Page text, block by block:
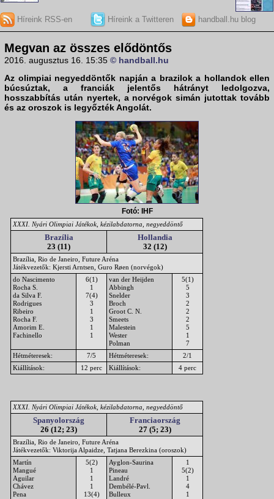
Híreink RSS-en Híreink a Twitteren handball.hu blog
Megvan az összes elődöntős
2016. augusztus 16. 15:35 © handball.hu
Az olimpiai negyeddöntők napján a brazilok a hollandok ellen
búcsúztak, a franciák jelentős hátrányt ledolgozva,
hosszabbítás után nyertek, a norvégok simán jutottak tovább
és az oroszok is legyőzték Angolát.
Fotó: IHF
XXXI. Nyári Olimpiai Játékok, kézilabdatorna, negyeddöntő
Brazília
23 (11)
Hollandia
32 (12)
Brazília, Rio de Janeiro, Future Aréna
Játékvezetők: Kjersti Arntsen, Guro Røen (norvégok)
do Nascimento
Rocha S.
da Silva F.
Rodrigues
Ribeiro
Rocha F.
Amorim E.
Fachinello
6(1)
1
7(4)
3
1
3
1
1
van der Heijden
Abbingh
Snelder
Broch
Groot C. N.
Smeets
Malestein
Wester
Polman
5(1)
5
3
2
2
2
5
1
7
Hétméteresek:
7/5 Hétméteresek:
2/1
Kiállítások:
12 perc Kiállítások: 4 perc
XXXI. Nyári Olimpiai Játékok, kézilabdatorna, negyeddöntő
Spanyolország
26 (12; 23)
Franciaország
27 (5; 23)
Brazília, Rio de Janeiro, Future Aréna
Játékvezetők: Viktorija Alpaidze, Tatjana Berezkina (oroszok)
Martín
Mangué
Aguilar
Chávez
Pena
5(2)
1
1
1
13(4)
Ayglon-Saurina
Pineau
Landré
Dembélé-Pavl.
Bulleux
1
5(2)
1
4
1